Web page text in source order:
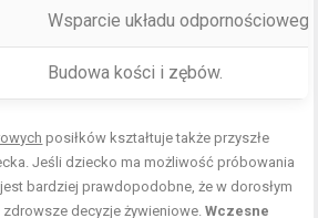
Wsparcie układu
Budowa kości i zębów.
posiłków kształtuje także przyszłe
Jeśli dziecko ma możliwość próbowania
bardziej prawdopodobne, że w dorosłym
decyzje żywieniowe.Wczesne